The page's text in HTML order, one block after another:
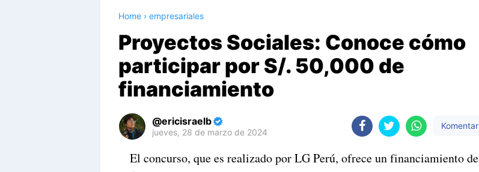
Home › empresariales
Proyectos Sociales: Conoce cómo
participar por S/. 50,000 de
financiamiento
ericisraelb
jueves, 28 de marzo de 2024
Komentar
Premium
El concurso, que es realizado por LG Perú, ofrece un financiamiento de